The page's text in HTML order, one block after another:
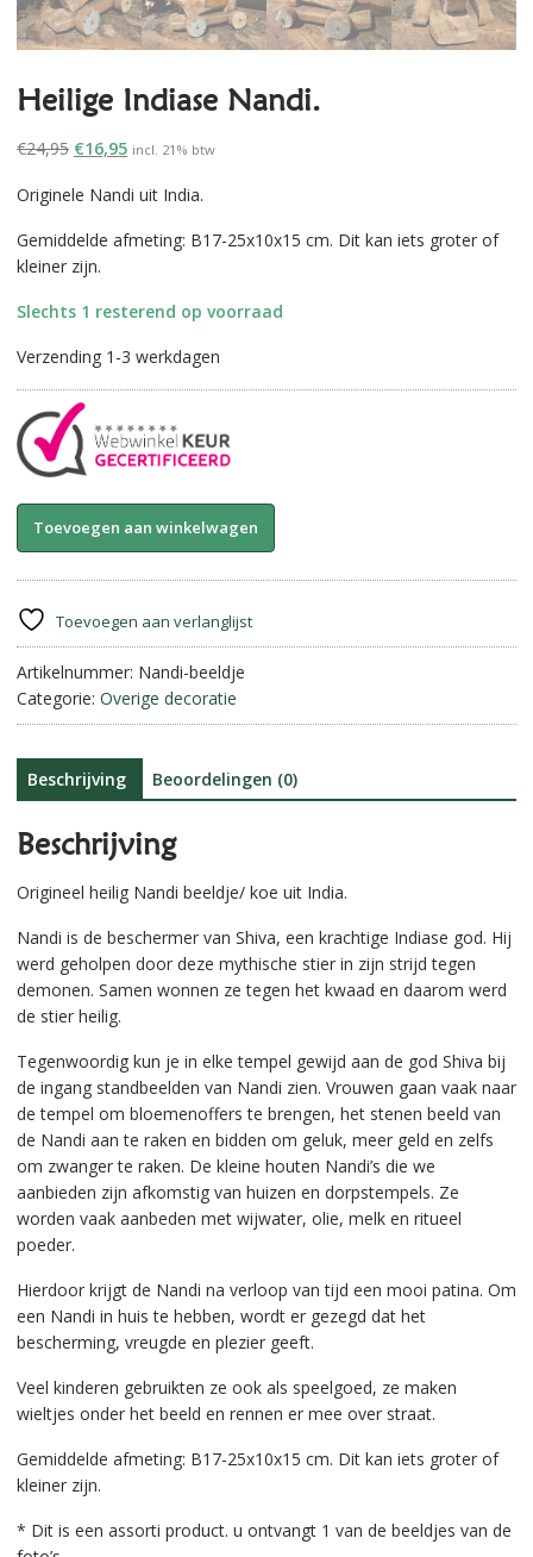
Heilige Indiase Nandi.
€24,95 Oorspronkelijke
was:
€16,95Huidige
is:
incl. 21% btw
Originele Nandi uit India.
Gemiddelde afmeting: B17-25x10x15 cm. Dit kan iets groter of
kleiner zijn.
Slechts 1 resterend op voorraad
Verzending 1-3 werkdagen
Heilige
Indiase
Toevoegen aan winkelwagen
n
i
e
:
Toevoegen aan verlanglijst
Artikelnummer: Nandi-beeldje
Categorie: Overige decoratie
Beschrijving Beoordelingen (0)
Beschrijving
Origineel heilig Nandi beeldje/ koe uit India.
Nandi is de beschermer van Shiva, een krachtige Indiase god. Hij
werd geholpen door deze mythische stier in zijn strijd tegen
demonen. Samen wonnen ze tegen het kwaad en daarom werd
de stier heilig.
Tegenwoordig kun je in elke tempel gewijd aan de god Shiva bij
de ingang standbeelden van Nandi zien. Vrouwen gaan vaak naar
de tempel om bloemenoffers te brengen, het stenen beeld van
de Nandi aan te raken en bidden om geluk, meer geld en zelfs
om zwanger te raken. De kleine houten Nandi’s die we
aanbieden zijn afkomstig van huizen en dorpstempels. Ze
worden vaak aanbeden met wijwater, olie, melk en ritueel
poeder.
Hierdoor krijgt de Nandi na verloop van tijd een mooi patina. Om
een Nandi in huis te hebben, wordt er gezegd dat het
bescherming, vreugde en plezier geeft.
Veel kinderen gebruikten ze ook als speelgoed, ze maken
wieltjes onder het beeld en rennen er mee over straat.
Gemiddelde afmeting: B17-25x10x15 cm. Dit kan iets groter of
kleiner zijn.
* Dit is een assorti product. u ontvangt 1 van de beeldjes van de